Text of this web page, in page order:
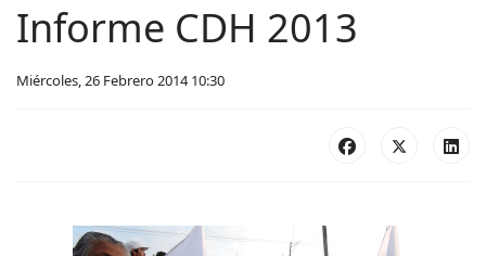
Informe CDH 2013
Miércoles, 26 Febrero 2014 10:30